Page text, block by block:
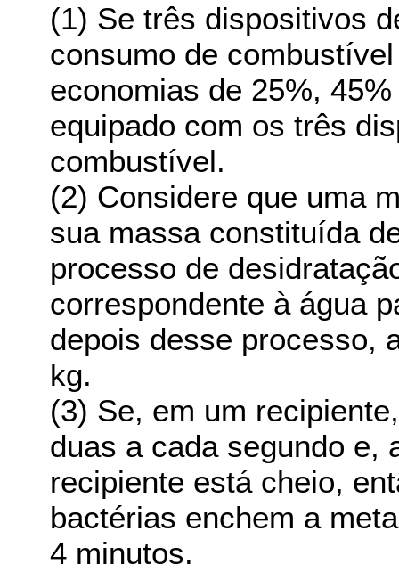
(1) Se três dispositivos
consumo de
economias de 25%,
equipado com os três
combustível.
(2) Considere que uma
sua massa constituída
processo de
correspondente à água
depois desse processo,
kg.
(3) Se, em um
duas a cada segundo e,
recipiente está cheio,
bactérias enchem a
4 minutos.